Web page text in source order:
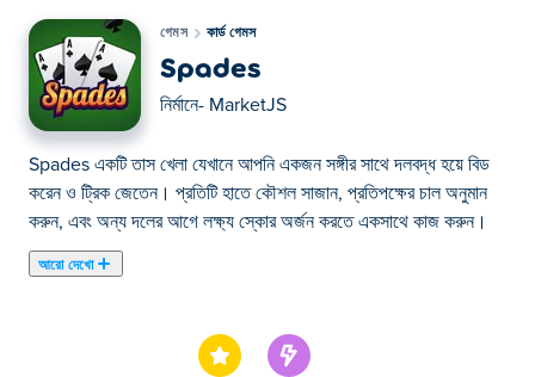
গেমস কার্ড গেমস
Spades
নির্মানে- MarketJS
Spades একটি তাস খেলা যেখানে আপনি একজন সঙ্গীর সাথে দলবদ্ধ হয়ে বিড
করেন ও ট্রিক জেতেন। প্রতিটি হাতে কৌশল সাজান, প্রতিপক্ষের চাল অনুমান
করুন, এবং অন্য দলের আগে লক্ষ্য স্কোর অর্জন করতে একসাথে কাজ করুন।
আরো দেখো